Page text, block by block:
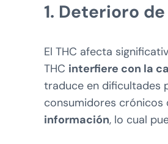
1. Deterioro
El THC afecta
THC interfiere con la
traduce en dificultades
consumidores crónicos
información, lo cual